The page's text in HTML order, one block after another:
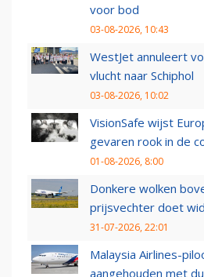
voor bod
03-08-2026, 10:43
WestJet annuleert
vlucht naar Schiphol
03-08-2026, 10:02
VisionSafe wijst
gevaren rook in de
01-08-2026, 8:00
Donkere wolken
prijsvechter doet
31-07-2026, 22:01
Malaysia Airlines-
aangehouden met